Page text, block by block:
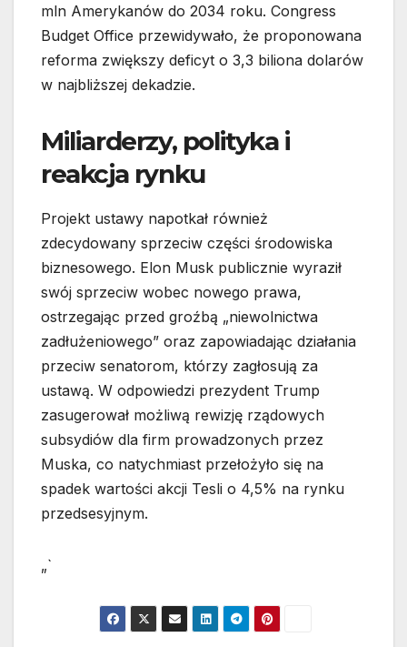
mln Amerykanów do 2034 roku. Congress
Budget Office przewidywało, że proponowana
reforma zwiększy deficyt o 3,3 biliona dolarów
w najbliższej dekadzie.
Miliarderzy, polityka i
reakcja rynku
Projekt ustawy napotkał również
zdecydowany sprzeciw części środowiska
biznesowego. Elon Musk publicznie wyraził
swój sprzeciw wobec nowego prawa,
ostrzegając przed groźbą „niewolnictwa
zadłużeniowego” oraz zapowiadając działania
przeciw senatorom, którzy zagłosują za
ustawą. W odpowiedzi prezydent Trump
zasugerował możliwą rewizję rządowych
subsydiów dla firm prowadzonych przez
Muska, co natychmiast przełożyło się na
spadek wartości akcji Tesli o 4,5% na rynku
przedsesyjnym.
„`